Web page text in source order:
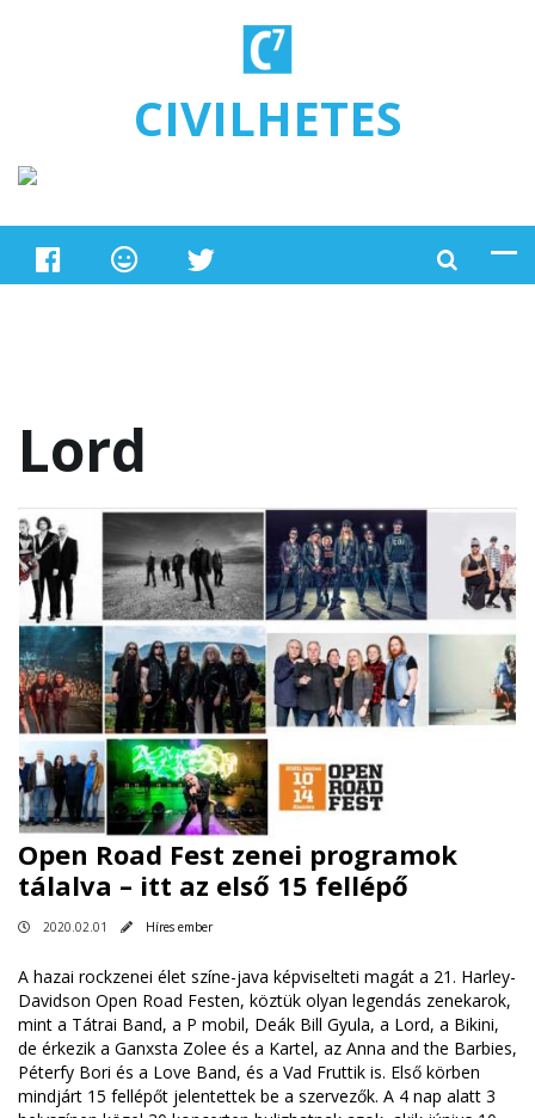
CIVILHETES
Lord
Open Road Fest zenei programok
tálalva – itt az első 15 fellépő
2020.02.01 Híres ember
A hazai rockzenei élet színe-java képviselteti magát a 21. Harley-
Davidson Open Road Festen, köztük olyan legendás zenekarok,
mint a Tátrai Band, a P mobil, Deák Bill Gyula, a Lord, a Bikini,
de érkezik a Ganxsta Zolee és a Kartel, az Anna and the Barbies,
Péterfy Bori és a Love Band, és a Vad Fruttik is. Első körben
mindjárt 15 fellépőt jelentettek be a szervezők. A 4 nap alatt 3